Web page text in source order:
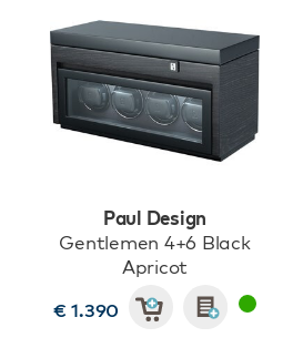
Paul Design
Gentlemen 4+6 Black
Apricot
€ 1.390